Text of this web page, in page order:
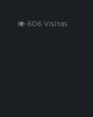
606 Visitas